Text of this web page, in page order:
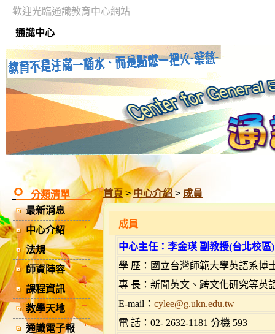
通識中心
歡迎光臨通識教育中心網站
分類清單
最新消息
中心介紹
法規
師資陣容
課程資訊
教學天地
通識電子報
首頁>中心介紹 > 成員
成員
中心主任：李金瑛 副教授(台北校區)
學 歷：國立台灣師範大學英語系博
專 長：新聞英文、跨文化研究等英
E-mail： cylee@g.ukn.edu.tw
電 話：02- 2632-1181 分機 593